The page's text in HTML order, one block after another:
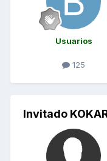
Usuarios
125
Invitado